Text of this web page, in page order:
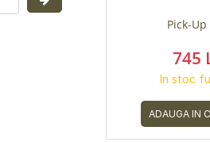
Pick-Up
745
In stoc
ADAUGA IN